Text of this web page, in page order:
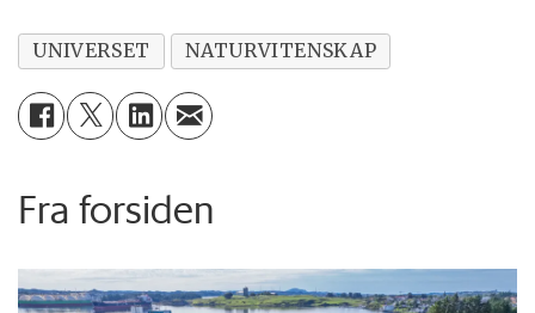
UNIVERSET NATURVITENSKAP
Fra forsiden